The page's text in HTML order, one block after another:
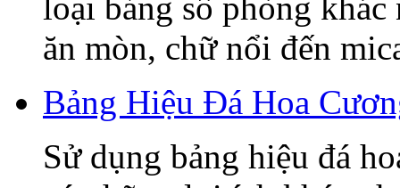
loại bảng số phòng
ăn mòn, chữ nổi đến
Bảng Hiệu Đá Hoa
Sử dụng bảng hiệu đá